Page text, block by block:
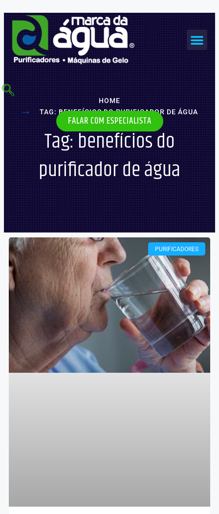
para
conteúdo
FALAR COM ESPECIALISTA
HOME
TAG: BENEFÍCIOS DO PURIFICADOR DE ÁGUA
Tag: benefícios do
purificador de água
PURIFICADORES